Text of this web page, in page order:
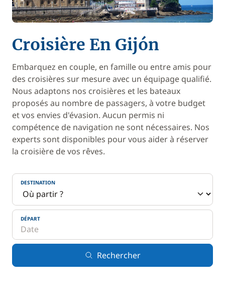
Croisière En Gijón
Embarquez en couple, en famille ou entre amis pour
des croisières sur mesure avec un équipage qualifié.
Nous adaptons nos croisières et les bateaux
proposés au nombre de passagers, à votre budget
et vos envies d'évasion. Aucun permis ni
compétence de navigation ne sont nécessaires. Nos
experts sont disponibles pour vous aider à réserver
la croisière de vos rêves.
DESTINATION
DÉPART
Rechercher